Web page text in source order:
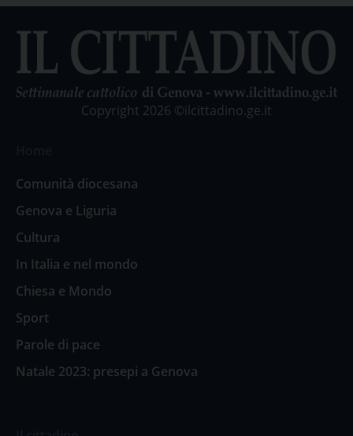
Copyright 2026 ©ilcittadino.ge.it
Comunità diocesana
Genova e Liguria
Cultura
In Italia e nel mondo
Chiesa e Mondo
Sport
Parole di pace
Natale 2023: presepi a Genova